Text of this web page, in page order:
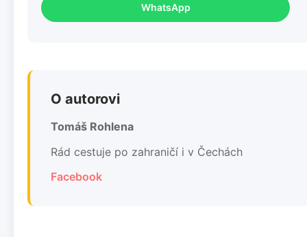
WhatsApp
O autorovi
Tomáš Rohlena
Rád cestuje po zahraničí i v Čechách
Facebook